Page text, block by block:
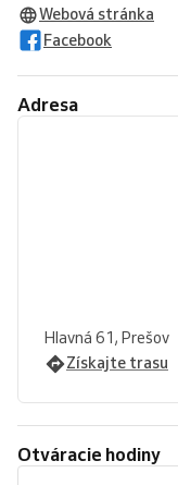
Webová stránka
Facebook
Adresa
Hlavná 61, Prešov
Získajte trasu
Otváracie hodiny